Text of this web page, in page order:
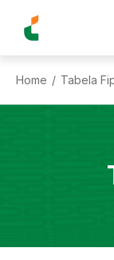
Home / Tabela